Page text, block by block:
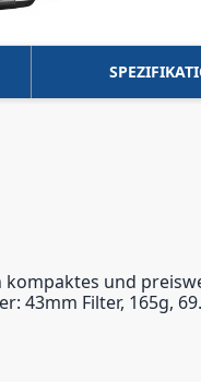
kompaktes und
43mm Filter, 165g,